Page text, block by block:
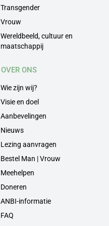
Transgender
Vrouw
Wereldbeeld, cultuur en
maatschappij
OVER ONS
Wie zijn wij?
Visie en doel
Aanbevelingen
Nieuws
Lezing aanvragen
Bestel Man | Vrouw
Meehelpen
Doneren
ANBI-informatie
FAQ